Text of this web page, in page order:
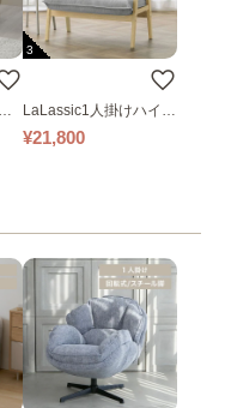
3
LaLassic1人掛けハイバ
ックソファ ワイド
¥21,800